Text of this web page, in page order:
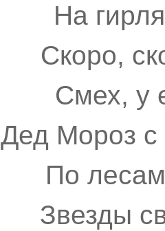
На
Скоро,
Смех, у
Дед Мороз
По
Звезды